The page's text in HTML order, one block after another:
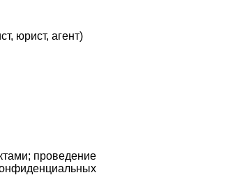
юрист, агент)
проведение